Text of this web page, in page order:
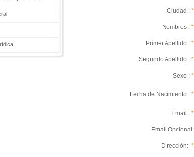
Ciudad : *
Nombres : *
Primer Apellido : *
Segundo Apellido : *
Sexo : *
Fecha de Nacimiento : *
Email: *
Email Opcional:
Dirección: *